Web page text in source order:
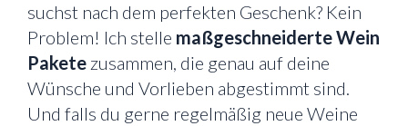
suchst nach dem perfekten Geschenk? Kein
Problem! Ich stelle maßgeschneiderte Wein
Pakete zusammen, die genau auf deine
Wünsche und Vorlieben abgestimmt sind.
Und falls du gerne regelmäßig neue Weine